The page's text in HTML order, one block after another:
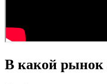
В какой рынок